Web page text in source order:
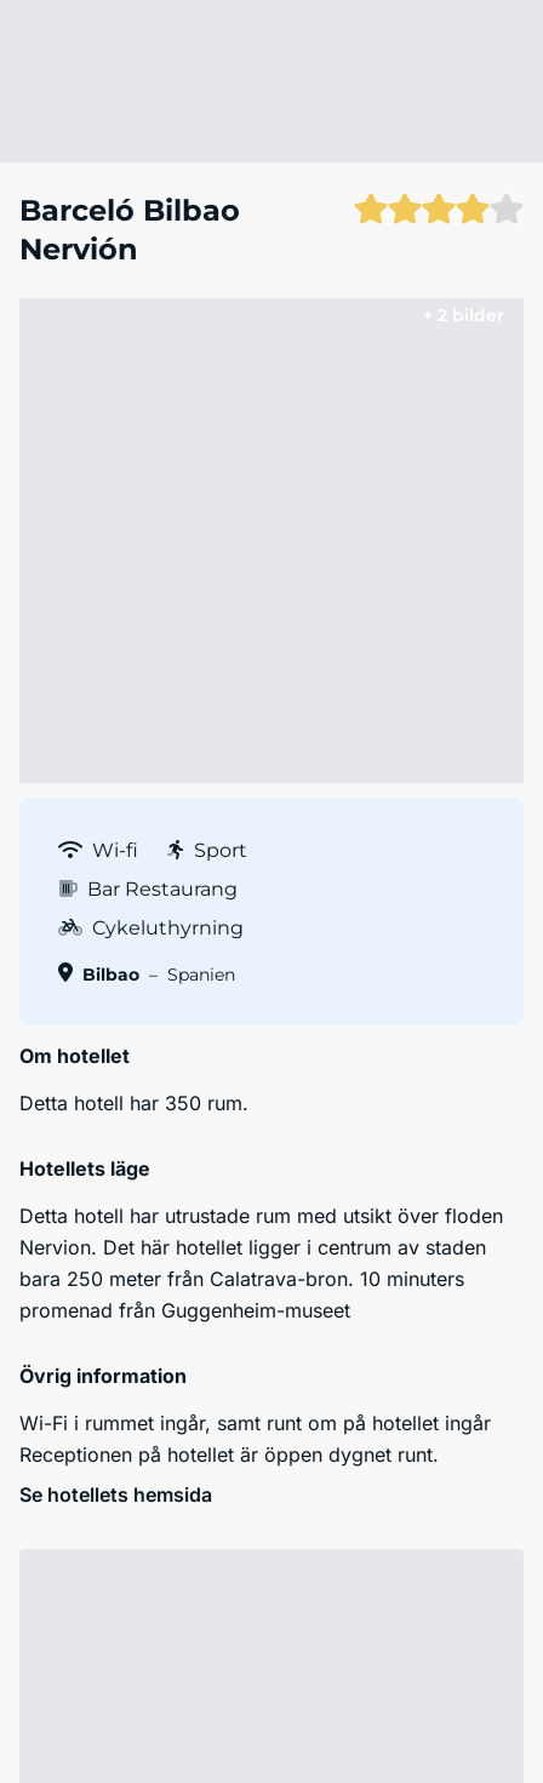
Barceló Bilbao
Nervión
+ 2 bilder
Wi-fi
Sport
Bar Restaurang
Cykeluthyrning
Bilbao – Spanien
Om hotellet
Detta hotell har 350 rum.
Hotellets läge
Detta hotell har utrustade rum med utsikt över floden
Nervion. Det här hotellet ligger i centrum av staden
bara 250 meter från Calatrava-bron. 10 minuters
promenad från Guggenheim-museet
Övrig information
Wi-Fi i rummet ingår, samt runt om på hotellet ingår
Receptionen på hotellet är öppen dygnet runt.
Se hotellets hemsida